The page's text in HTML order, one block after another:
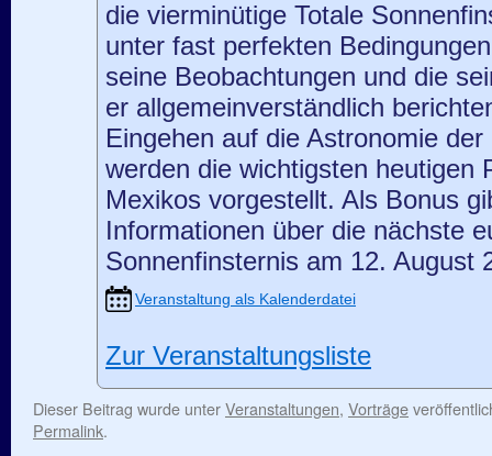
die vierminütige Totale
unter fast perfekten
seine Beobachtungen und die
er allgemeinverständlich
Eingehen auf die Astronomie
werden die wichtigsten heutigen
Mexikos vorgestellt. Als Bonus
Informationen über die nächste
Sonnenfinsternis am 12. August
Veranstaltung als Kalenderdatei
Zur Veranstaltungsliste
Dieser Beitrag wurde unterVeranstaltungen, Vorträge
Permalink.